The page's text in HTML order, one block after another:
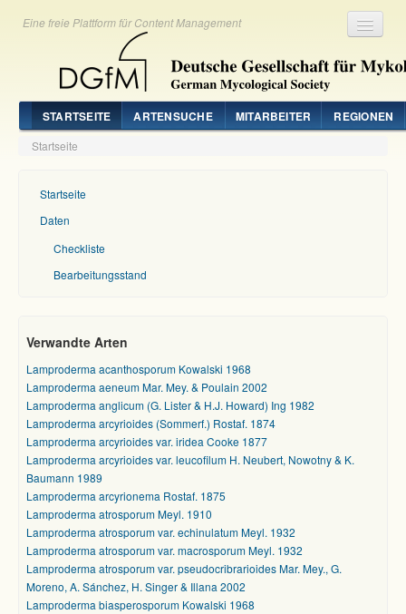
Eine freie Plattform für Content Management
STARTSEITE ARTENSUCHE MITARBEITER REGIONEN
Startseite
Startseite
Daten
Checkliste
Bearbeitungsstand
Verwandte Arten
Lamproderma acanthosporum Kowalski 1968
Lamproderma aeneum Mar. Mey. & Poulain 2002
Lamproderma anglicum (G. Lister & H.J. Howard) Ing 1982
Lamproderma arcyrioides (Sommerf.) Rostaf. 1874
Lamproderma arcyrioides var. iridea Cooke 1877
Lamproderma arcyrioides var. leucofilum H. Neubert, Nowotny & K.
Baumann 1989
Lamproderma arcyrionema Rostaf. 1875
Lamproderma atrosporum Meyl. 1910
Lamproderma atrosporum var. echinulatum Meyl. 1932
Lamproderma atrosporum var. macrosporum Meyl. 1932
Lamproderma atrosporum var. pseudocribrarioides Mar. Mey., G.
Moreno, A. Sánchez, H. Singer & Illana 2002
Lamproderma biasperosporum Kowalski 1968